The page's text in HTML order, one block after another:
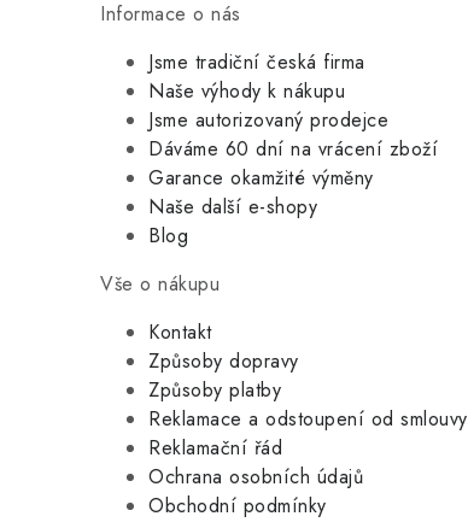
Informace o nás
Jsme tradiční česká firma
Naše výhody k nákupu
Jsme autorizovaný prodejce
Dáváme 60 dní na vrácení zboží
Garance okamžité výměny
Naše další e-shopy
Blog
Vše o nákupu
Kontakt
Způsoby dopravy
Způsoby platby
Reklamace a odstoupení od smlouvy
Reklamační řád
Ochrana osobních údajů
Obchodní podmínky